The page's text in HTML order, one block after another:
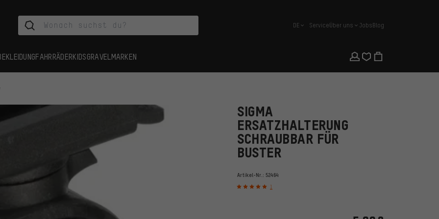
Deutsch
DE ServiceÜber uns JobsBlog
FAHRRÄDERKIDSGRAVEL MARKEN
SIGMA
ERSATZHALTERUNG
SCHRAUBBAR FÜR
BUSTER
Artikel-Nr.: 52464
1